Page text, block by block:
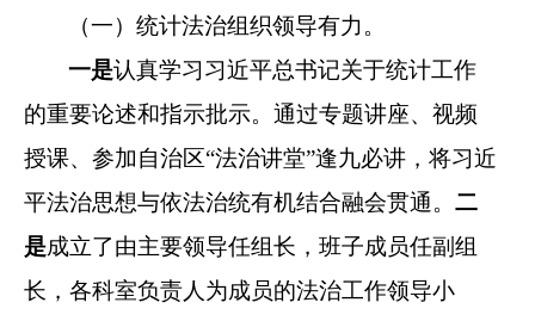
（一）统计法治组织领导有力。
一是认真学习习近平总书记关于统计工作
的重要论述和指示批示。 通过专题讲座、视频
授课、 参加自治区“法治讲堂”逢九必讲 ，将习近
平法治思想与依法治统有机结合融会贯通。 二
是成立了由主要领导任组长， 班子成员任副组
长，各科室负责人为成员的法治工作领导小